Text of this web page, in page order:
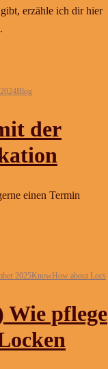
gibt, erzähle ich dir hier
Blog
der
einen Termin
2025KnowHow about Locs
Wie pflege